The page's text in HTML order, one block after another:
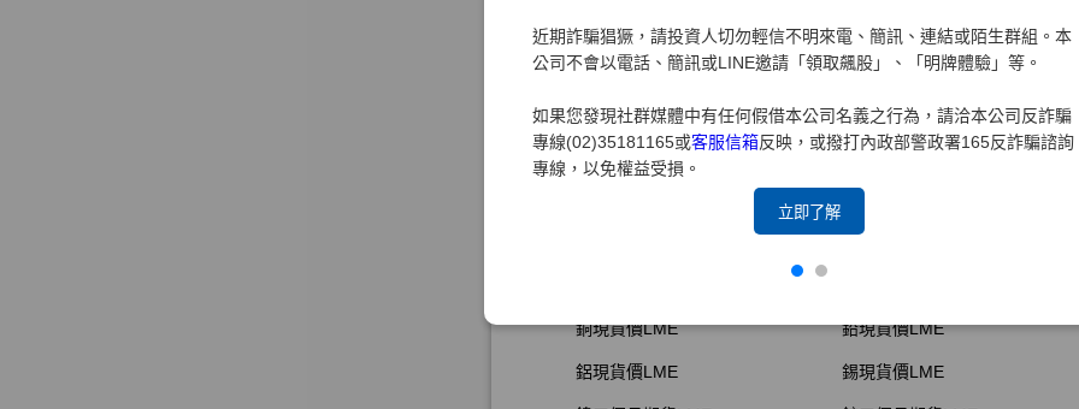
近期詐騙猖獗，請投資人切勿輕信不明來電、簡訊、連結或陌生群組。本
公司不會以電話、簡訊或LINE邀請「領取飆股」、「明牌體驗」等。
如果您發現社群媒體中有任何假借本公司名義之行為，請洽本公司反詐騙
專線(02)35181165或客服信箱反映，或撥打內政部警政署165反詐騙諮詢
專線，以免權益受損。
立即了解